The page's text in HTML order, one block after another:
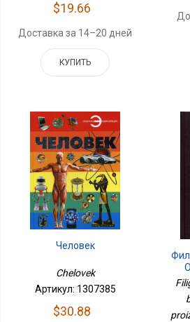
$19.66
Доставка за 14–20 дней
КУПИТЬ
Человек
Chelovek
Артикул: 1307385
$30.88